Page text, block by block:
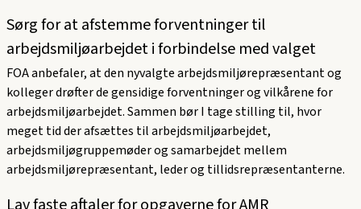
Sørg for at afstemme forventninger til
arbejdsmiljøarbejdet i forbindelse med valget
FOA anbefaler, at den nyvalgte arbejdsmiljørepræsentant og
kolleger drøfter de gensidige forventninger og vilkårene for
arbejdsmiljøarbejdet. Sammen bør I tage stilling til, hvor
meget tid der afsættes til arbejdsmiljøarbejdet,
arbejdsmiljøgruppemøder og samarbejdet mellem
arbejdsmiljørepræsentant, leder og tillidsrepræsentanterne.